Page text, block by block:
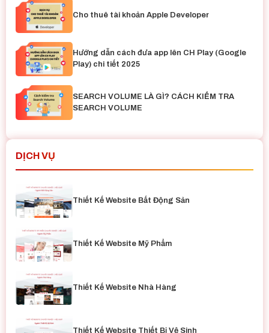
Cho thuê tài khoản Apple Developer
Hướng dẫn cách đưa app lên CH Play (Google
Play) chi tiết 2025
SEARCH VOLUME LÀ GÌ? CÁCH KIỂM TRA
SEARCH VOLUME
DỊCH VỤ
Thiết Kế Website Bất Động Sản
Thiết Kế Website Mỹ Phẩm
Thiết Kế Website Nhà Hàng
Thiết Kế Website Thiết Bị Vệ Sinh